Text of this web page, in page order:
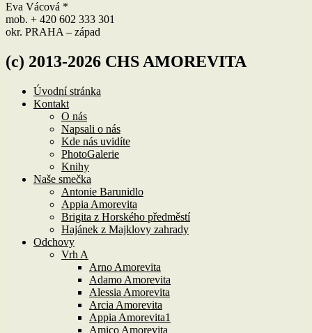
Eva Vácová *
mob. + 420 602 333 301
okr. PRAHA – západ
(c) 2013-2026 CHS AMOREVITA
Úvodní stránka
Kontakt
O nás
Napsali o nás
Kde nás uvidíte
PhotoGalerie
Knihy
Naše smečka
Antonie Barunidlo
Appia Amorevita
Brigita z Horského předměstí
Hajánek z Majklovy zahrady
Odchovy
Vrh A
Arno Amorevita
Adamo Amorevita
Alessia Amorevita
Arcia Amorevita
Appia Amorevita1
Amico Amorevita